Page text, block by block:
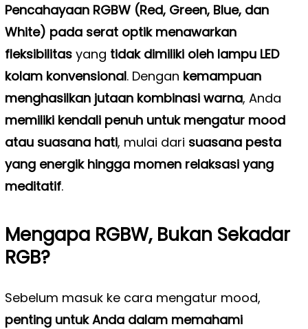
Pencahayaan RGBW (Red, Green, Blue, dan
White) pada serat optik menawarkan
fleksibilitasyang tidak dimiliki oleh lampu LED
kolam konvensional. Dengan kemampuan
menghasilkan jutaan kombinasi warna, Anda
memiliki kendali penuh untuk mengatur mood
atau suasana hati, mulai dari suasana pesta
yang energik hingga momen relaksasi yang
meditatif.
Mengapa RGBW, Bukan Sekadar
RGB?
Sebelum masuk ke cara mengatur mood,
penting untuk Anda dalam memahami